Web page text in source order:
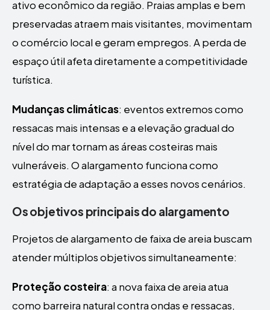
ativo econômico da região. Praias amplas e bem
preservadas atraem mais visitantes, movimentam
o comércio local e geram empregos. A perda de
espaço útil afeta diretamente a competitividade
turística.
Mudanças climáticas: eventos extremos como
ressacas mais intensas e a elevação gradual do
nível do mar tornam as áreas costeiras mais
vulneráveis. O alargamento funciona como
estratégia de adaptação a esses novos cenários.
Os objetivos principais do alargamento
Projetos de alargamento de faixa de areia buscam
atender múltiplos objetivos simultaneamente:
Proteção costeira: a nova faixa de areia atua
como barreira natural contra ondas e ressacas,